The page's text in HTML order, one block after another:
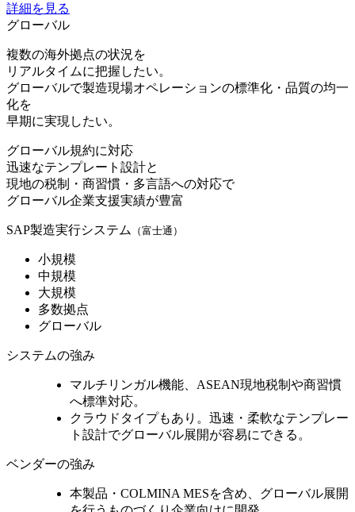
詳細を見る
グローバル
複数の海外拠点の状況を
リアルタイムに把握したい。
グローバルで製造現場オペレーションの標準化・品質の均一
化を
早期に実現したい。
グローバル規約に対応
迅速なテンプレート設計と
現地の税制・商習慣・多言語への対応で
グローバル企業支援実績が豊富
SAP製造実行システム （富士通）
小規模
中規模
大規模
多数拠点
グローバル
システムの強み
マルチリンガル機能、 ASEAN現地税制や商習慣
へ標準対応。
クラウドタイプもあり。迅速・柔軟なテンプレー
ト設計でグローバル展開が容易にできる。
ベンダーの強み
本製品・COLMINA MESを含め、 グローバル展開